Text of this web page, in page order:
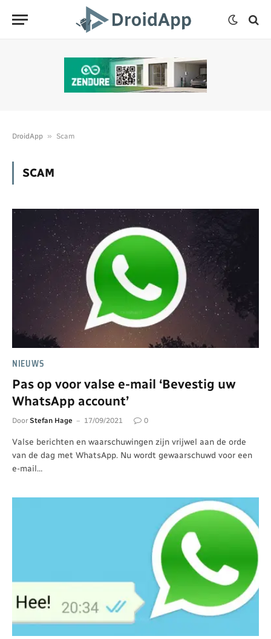
DroidApp » Scam
SCAM
NIEUWS
Pas op voor valse e-mail ‘Bevestig uw
WhatsApp account’
Door Stefan Hage 17/09/2021 0
Valse berichten en waarschuwingen zijn vrijwel aan de orde
van de dag met WhatsApp. Nu wordt gewaarschuwd voor een
e-mail…